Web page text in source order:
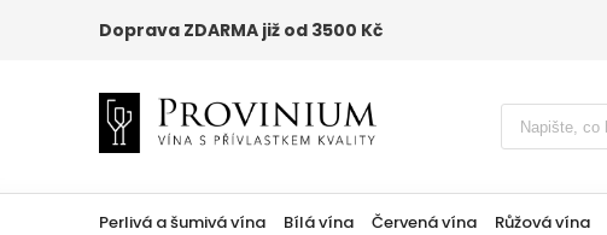
Doprava ZDARMA již od 3500 Kč
Perlivá a šumivá vína Bílá vína Červená vína Růžová vína